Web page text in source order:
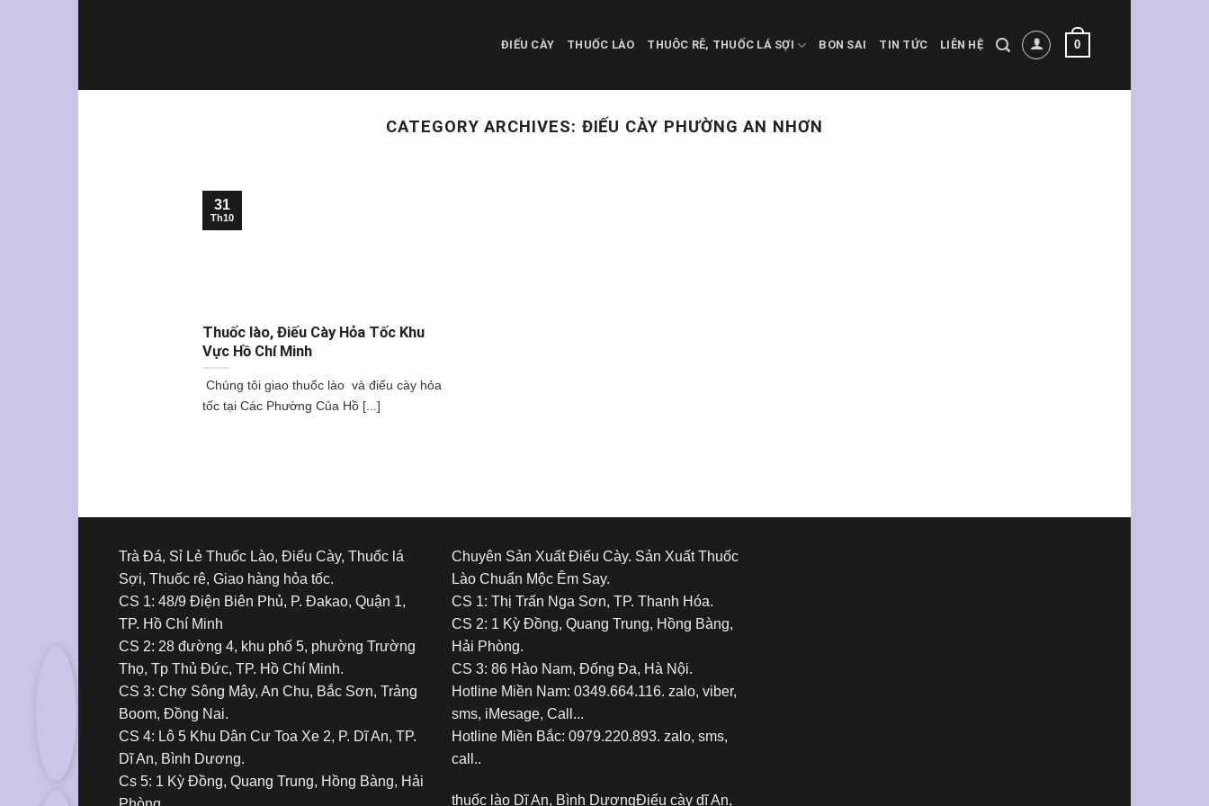
ĐIẾU CÀY THUỐC LÀO THUÔC RÊ, THUỐC LÁ SỢI BON SAI TIN TỨC LIÊN HỆ 0
CATEGORY ARCHIVES: ĐIẾU CÀY PHƯỜNG AN NHƠN
Thuốc lào, Điếu Cày Hỏa Tốc Khu
Vực Hồ Chí Minh
Chúng tôi giao thuốc lào và điếu cày hỏa
tốc tại Các Phường Của Hồ [...]
31
Th10
Trà Đá, Sỉ Lẻ Thuốc Lào, Điếu Cày, Thuốc lá
Sợi, Thuốc rê, Giao hàng hỏa tốc.
CS 1: 48/9 Điện Biên Phủ, P. Đakao, Quận 1,
TP. Hồ Chí Minh
CS 2: 28 đường 4, khu phố 5, phường Trường
Thọ, Tp Thủ Đức, TP. Hồ Chí Minh.
CS 3: Chợ Sông Mây, An Chu, Bắc Sơn, Trảng
Boom, Đồng Nai.
CS 4: Lô 5 Khu Dân Cư Toa Xe 2, P. Dĩ An, TP.
Dĩ An, Bình Dương.
Cs 5: 1 Kỳ Đồng, Quang Trung, Hồng Bàng, Hải
Chuyên Sản Xuất Điếu Cày. Sản Xuất Thuốc
Lào Chuẩn Mộc Êm Say.
CS 1: Thị Trấn Nga Sơn, TP. Thanh Hóa.
CS 2: 1 Kỳ Đồng, Quang Trung, Hồng Bàng,
Hải Phòng.
CS 3: 86 Hào Nam, Đống Đa, Hà Nội.
Hotline Miền Nam: 0349.664.116. zalo, viber,
sms, iMesage, Call...
Hotline Miền Bắc: 0979.220.893. zalo, sms,
call..
thuốc lào Dĩ An, Bình DươngĐiếu cày dĩ An,